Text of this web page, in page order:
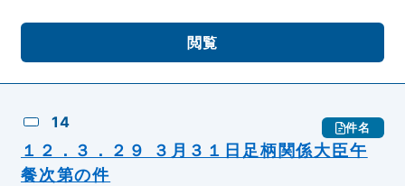
閲覧
14 件名
１２．３．２９ ３月３１日足柄関係大臣午
餐次第の件